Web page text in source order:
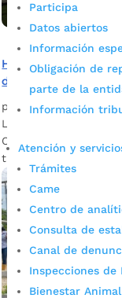
Participa
Datos abiertos
Información
Obligación de
parte de la
Información
Atención y
Trámites
Came
Centro de
Consulta de
Canal de
Inspecciones de
Bienestar Animal
Histórica inversión
de lixiviados de El
por Darlin Ramírez
La Alcaldía de
Carlos Cárdenas,
tratamiento de